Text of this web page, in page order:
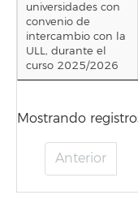
universidades con
convenio de
intercambio con la
ULL, durante el
curso 2025/2026
Mostrando
Anterior